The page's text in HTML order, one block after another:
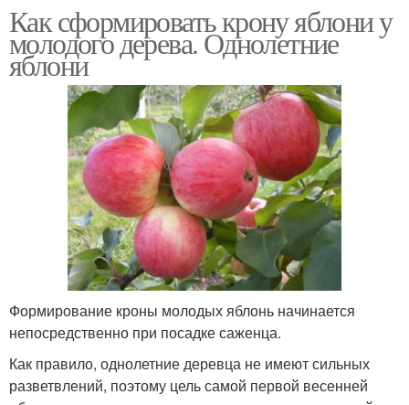
Как сформировать крону яблони у
молодого дерева. Однолетние
яблони
Формирование кроны молодых яблонь начинается
непосредственно при посадке саженца.
Как правило, однолетние деревца не имеют сильных
разветвлений, поэтому цель самой первой весенней